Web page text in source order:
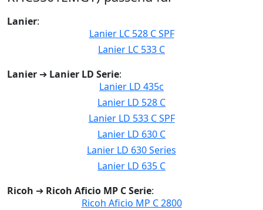
Lanier:
Lanier LC 528 C SPF
Lanier LC 533 C
Lanier ➔ Lanier LD Serie:
Lanier LD 435c
Lanier LD 528 C
Lanier LD 533 C SPF
Lanier LD 630 C
Lanier LD 630 Series
Lanier LD 635 C
Ricoh ➔ Ricoh Aficio MP C Serie:
Ricoh Aficio MP C 2800